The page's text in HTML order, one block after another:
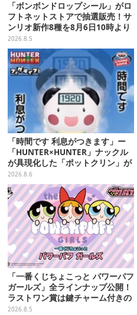
「ボンボンドロップシール」がロ
フトネットストアで抽選販売！サ
ンリオ新作8種を8月6日10時より
受付開始
2026.8.5
「時間です 利息がつきます」ー
「HUNTER×HUNTER」ナックル
が具現化した「ポットクリン」が
貯金箱としてプライズ展開
2026.8.6
「一番くじちょこっと パワーパフ
ガールズ」全ラインナップ公開！
ラストワン賞は鍵チャーム付きの
シール帳スペシャルセットを用意
2026.8.5